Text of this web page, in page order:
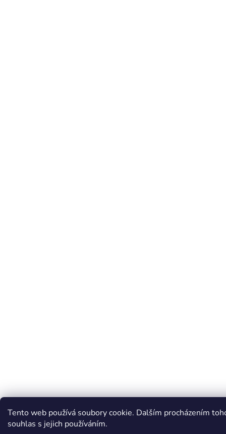
Tento web používá soubory cookie. Dalším procházením
souhlas s jejich používáním.